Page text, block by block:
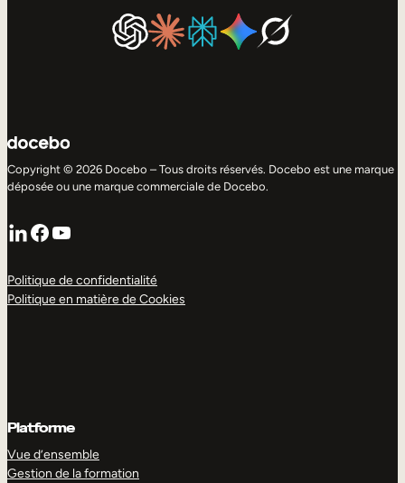
Copyright © 2026 Docebo – Tous droits réservés. Docebo est une marque
déposée ou une marque commerciale de Docebo.
LinkedIn
Facebook
YouTube
Politique de confidentialité
Politique en matière de Cookies
Platforme
Vue d’ensemble
Gestion de la formation